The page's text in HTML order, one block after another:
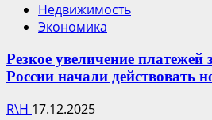
Недвижимость
Экономика
Резкое увеличение платежей
России начали действовать
R\H 17.12.2025